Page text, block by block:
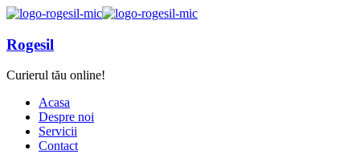
Rogesil
Curierul tău online!
Acasa
Despre noi
Servicii
Contact